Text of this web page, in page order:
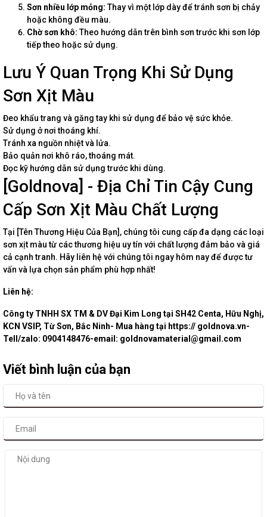
Sơn nhiều lớp mỏng:Thay vì một lớp dày để tránh sơn bị chảy
hoặc không đều màu.
Chờ sơn khô:Theo hướng dẫn trên bình sơn trước khi sơn lớp
tiếp theo hoặc sử dụng.
Lưu Ý Quan Trọng Khi Sử Dụng
Sơn Xịt Màu
Đeo khẩu trang và găng tay khi sử dụng để bảo vệ sức khỏe.
Sử dụng ở nơi thoáng khí.
Tránh xa nguồn nhiệt và lửa.
Bảo quản nơi khô ráo, thoáng mát.
Đọc kỹ hướng dẫn sử dụng trước khi dùng.
[Goldnova] - Địa Chỉ Tin Cậy Cung
Cấp Sơn Xịt Màu Chất Lượng
Tại [Tên Thương Hiệu Của Bạn], chúng tôi cung cấp đa dạng các loại
sơn xịt màu từ các thương hiệu uy tín với chất lượng đảm bảo và giá
cả cạnh tranh. Hãy liên hệ với chúng tôi ngay hôm nay để được tư
vấn và lựa chọn sản phẩm phù hợp nhất!
Liên hệ:
Công ty TNHH SX TM & DV Đại Kim Long tại SH42 Centa, Hữu Nghị,
KCN VSIP, Từ Sơn, Bắc Ninh- Mua hàng tại https:// goldnova.vn-
Tell/zalo: 0904148476-email: goldnovamaterial@gmail.com
Viết bình luận của bạn